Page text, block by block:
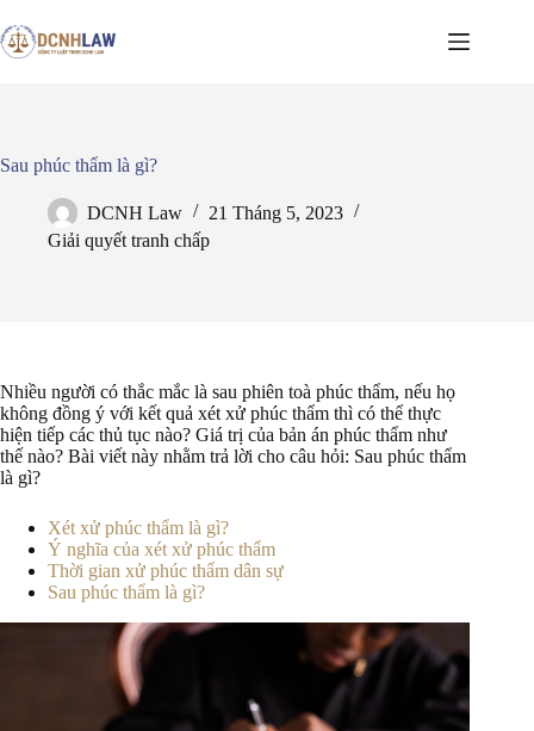
đến
phần
Sau phúc thẩm là gì?
DCNH Law
21 Tháng 5, 2023
Giải quyết tranh chấp
Nhiều người có thắc mắc là sau phiên toà phúc thẩm, nếu họ
không đồng ý với kết quả xét xử phúc thẩm thì có thể thực
hiện tiếp các thủ tục nào? Giá trị của bản án phúc thẩm như
thế nào? Bài viết này nhằm trả lời cho câu hỏi: Sau phúc thẩm
là gì?
Xét xử phúc thẩm là gì?
Ý nghĩa của xét xử phúc thẩm
Thời gian xử phúc thẩm dân sự
Sau phúc thẩm là gì?